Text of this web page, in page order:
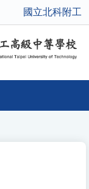
國立北科附工